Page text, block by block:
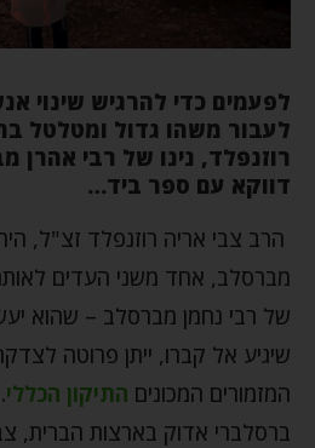
לפעמים כדי להרגיש שינוי
לעבור משהו גדול ומטלטל
רוזנפלד, נינו של רבי אהרן
דווקא עם ספר ביד…
הרב צבי אריה רוזנפלד זצ"ל,
מברסלב, אחד משני העדים
של רבי נחמן מברסלב – שהוא
שיגיע אל קברו, ייתן פרוטה
המזמורים המכונים התיקון הכללי
ברסלברי אדוק בארצות הברית,